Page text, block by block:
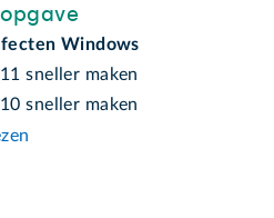
Windows
sneller maken
sneller maken